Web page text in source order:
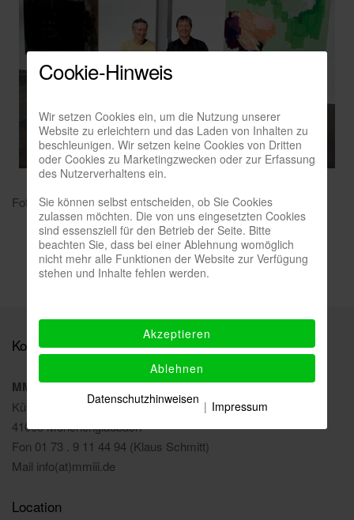
Foto: Isabella Raupold
Kontakt
MMIII Kunstverein Mönchengladbach e. V.
Künkelstraße 125
41063 Mönchengladbach
Fon 01 73 . 9 11 44 94 (Klaus Schmitt)
Mail info(at)mmiii.de
Location
Cookie-Hinweis
Wir setzen Cookies ein, um die Nutzung unserer
Website zu erleichtern und das Laden von Inhalten zu
beschleunigen. Wir setzen keine Cookies von Dritten
oder Cookies zu Marketingzwecken oder zur Erfassung
des Nutzerverhaltens ein.
Sie können selbst entscheiden, ob Sie Cookies
zulassen möchten. Die von uns eingesetzten Cookies
sind essensziell für den Betrieb der Seite. Bitte
beachten Sie, dass bei einer Ablehnung womöglich
nicht mehr alle Funktionen der Website zur Verfügung
stehen und Inhalte fehlen werden.
Akzeptieren
Ablehnen
Datenschutzhinweisen | Impressum